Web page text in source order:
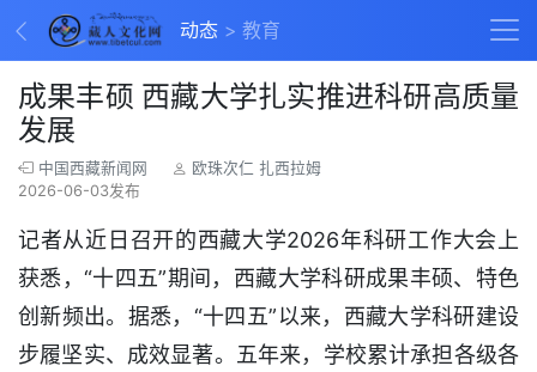
动态 教育
成果丰硕 西藏大学扎实推进科研高质量
发展
中国西藏新闻网
欧珠次仁 扎西拉姆
2026-06-03发布
记者从近日召开的西藏大学2026年科研工作大会上
获悉，“十四五”期间，西藏大学科研成果丰硕、特色
创新频出。据悉，“十四五”以来，西藏大学科研建设
步履坚实、成效显著。五年来，学校累计承担各级各